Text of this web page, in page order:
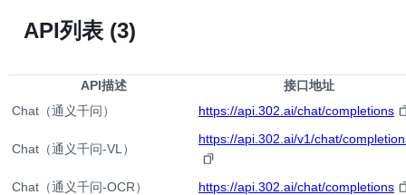
API列表 (3)
API描述
接口地址
Chat（通义千问）
https://api.302.ai/chat/completions
Chat（通义千问-VL）
https://api.302.ai/v1/chat/
Chat（通义千问-OCR） https://api.302.ai/chat/completions